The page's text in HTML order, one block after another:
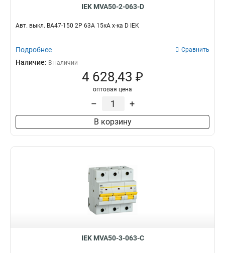
IEK MVA50-2-063-D
Авт. выкл. ВА47-150 2Р 63А 15кА х-ка D IEK
Подробнее Сравнить
Наличие: В наличии
4 628,43 ₽
оптовая цена
– +
В корзину
IEK MVA50-3-063-C